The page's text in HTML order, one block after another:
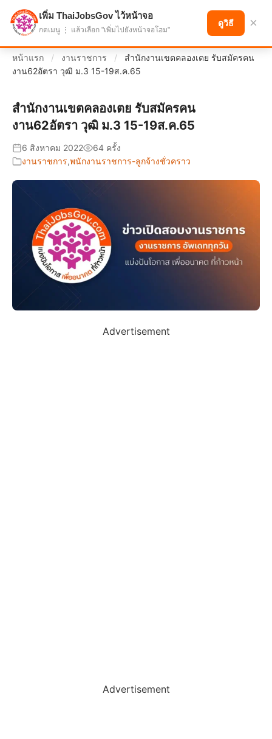
แบ่งปันโอกาส เพื่ออนาคตที่ก้าวหน้า
หน้าแรก / งานราชการ /
สำนักงานเขตคลองเตย รับสมัครคน
งาน62อัตรา วุฒิ ม.3 15-19ส.ค.65
สำนักงานเขตคลองเตย รับสมัครคน
งาน62อัตรา วุฒิ ม.3 15-19ส.ค.65
6 สิงหาคม 2022
64 ครั้ง
งานราชการ,พนักงานราชการ-ลูกจ้างชั่วคราว
Advertisement
Advertisement
เพิ่ม ThaiJobsGov ไว้หน้าจอ
กดเมนู ⋮ แล้วเลือก "เพิ่มไปยังหน้าจอโฮม"
ดูวิธี ×